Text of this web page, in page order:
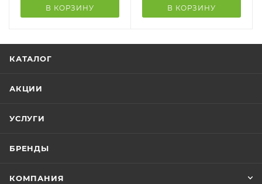
В КОРЗИНУ В КОРЗИНУ
КАТАЛОГ
АКЦИИ
УСЛУГИ
БРЕНДЫ
КОМПАНИЯ